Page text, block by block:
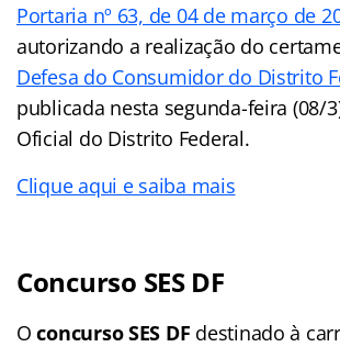
Portaria nº 63, de 04 de março de
autorizando a realização do
Defesa do Consumidor do Distrito
publicada nesta segunda-feira (08/
Oficial do Distrito Federal.
Clique aqui e saiba mais
Concurso SES DF
Oconcurso SES DF destinado à